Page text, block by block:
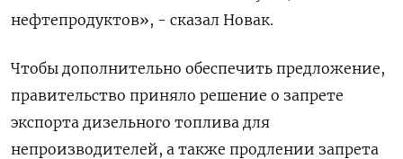
нефтепродуктов», - сказал Новак.
Чтобы дополнительно обеспечить предложение,
правительство приняло решение о запрете
экспорта дизельного топлива для
непроизводителей, а также продлении запрета